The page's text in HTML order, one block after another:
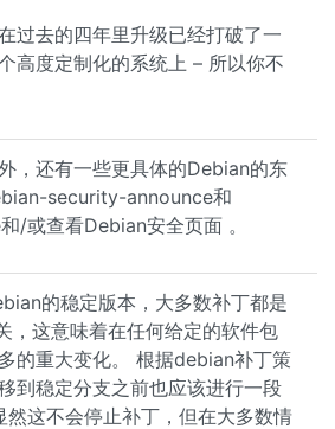
过去的四年里升级已经打破了一
高度定制化的系统上 – 所以你不
，还有一些更具体的Debian的东
security-announce和
/或查看Debian安全页面 。
的稳定版本，大多数补丁都是
，这意味着在任何给定的软件包
的重大变化。 根据debian补丁策
到稳定分支之前也应该进行一段
这不会停止补丁，但在大多数情